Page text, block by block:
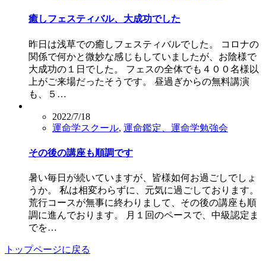
癒しフェスティバル、大成功でした
昨日は浅草での癒しフェスティバルでした。 コロナの
関係で何かと微妙な感じもしていましたが、お陰様で
大成功の１日でした。 フェスの全体でも４００名様以
上がご来場だったそうです。 昼過ぎからの無料講演
も、５…
2022/7/18
運命学スクール, 運命鑑定、運命学勉強会
その後の講座も順調です
暑い毎日が続いていますが、皆様如何お過ごしでしょ
うか。 私は相変わらずに、元気に過ごしております。
荒行コースが無事に終わりまして、その後の講座も順
調に進んでおります。 月１回のペースで、中級認定ま
でを…
トップページに戻る